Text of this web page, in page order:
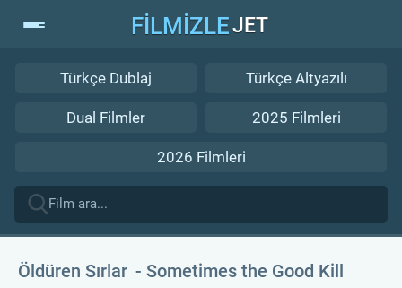
FİLMİZLEJET
Türkçe Dublaj Türkçe Altyazılı
Dual Filmler 2025 Filmleri
2026 Filmleri
Öldüren Sırlar Sometimes the Good Kill